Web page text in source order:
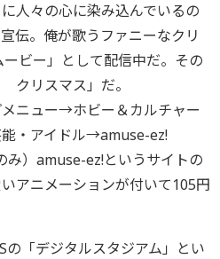
人々の心に染み込んでいるの
伝。俺が歌うファニーなクリ
ビー」として配信中だ。その
リスマス」だ。
ニュー→ホビー＆カルチャー
・アイドル→amuse-ez!
み）amuse-ez!というサイトの
アニメーションが付いて105円
「デジタルスタジアム」とい